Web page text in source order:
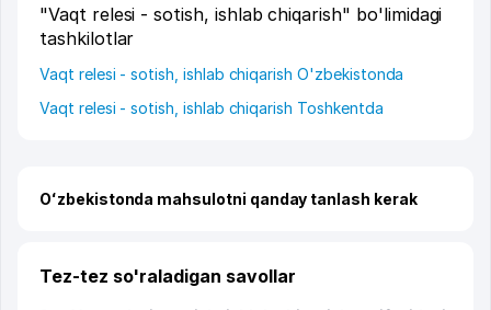
"Vaqt relesi - sotish, ishlab chiqarish" bo'limidagi
tashkilotlar
Vaqt relesi - sotish, ishlab chiqarish O'zbekistonda
Vaqt relesi - sotish, ishlab chiqarish Toshkentda
Oʻzbekistonda mahsulotni qanday tanlash kerak
Tez-tez so'raladigan savollar